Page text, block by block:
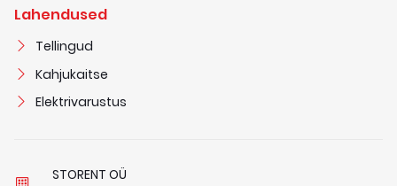
Lahendused
Tellingud
Kahjukaitse
Elektrivarustus
STORENT OÜ